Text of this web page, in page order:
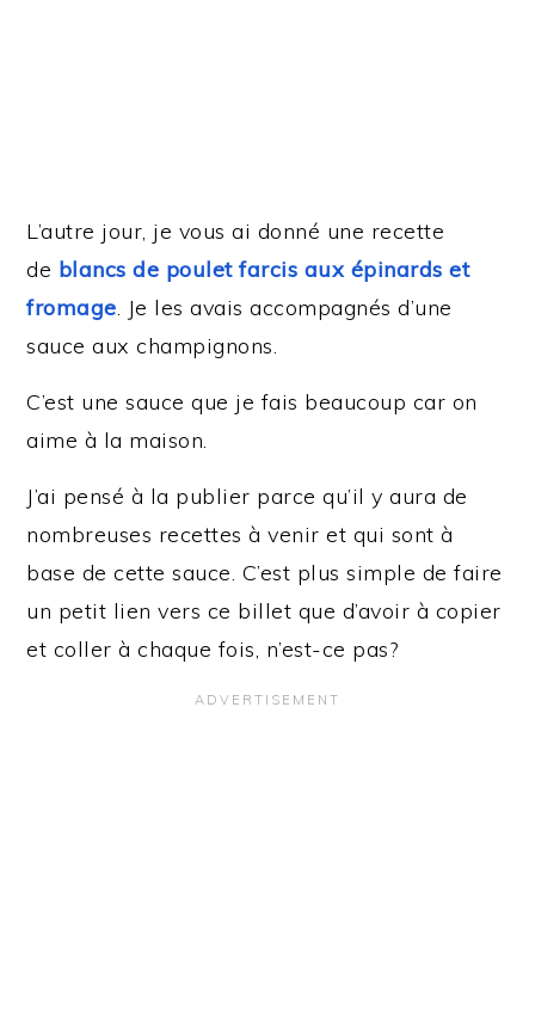
L’autre jour, je vous ai donné une recette
de blancs de poulet farcis aux épinards et
fromage. Je les avais accompagnés d’une
sauce aux champignons.
C’est une sauce que je fais beaucoup car on
aime à la maison.
J’ai pensé à la publier parce qu’il y aura de
nombreuses recettes à venir et qui sont à
base de cette sauce. C’est plus simple de faire
un petit lien vers ce billet que d’avoir à copier
et coller à chaque fois, n’est-ce pas?